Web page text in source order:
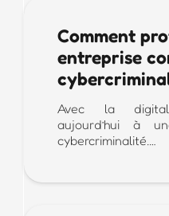
Comment
entreprise
Avec la
aujourd’hui à
cybercriminalité.…